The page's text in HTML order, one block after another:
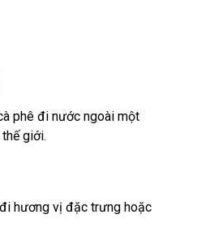
phê đi nước ngoài một
giới.
hương vị đặc trưng hoặc